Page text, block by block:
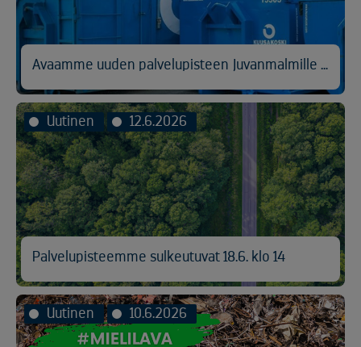
Avaamme uuden palvelupisteen Juvanmalmille Espooseen
Uutinen 12.6.2026
Palvelupisteemme sulkeutuvat 18.6. klo 14
Uutinen 10.6.2026